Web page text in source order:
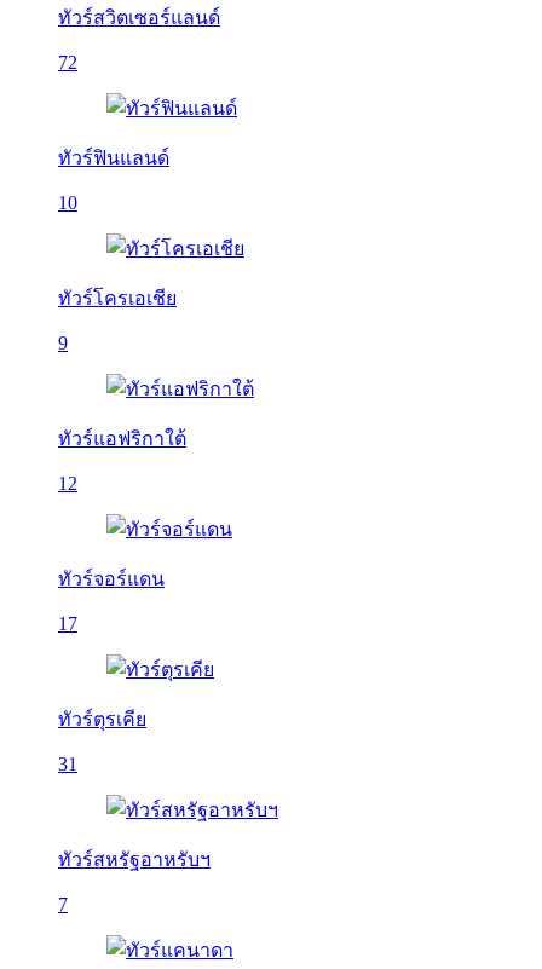
ทัวร์สวิตเซอร์แลนด์
72
ทัวร์ฟินแลนด์
10
ทัวร์โครเอเชีย
9
ทัวร์แอฟริกาใต้
12
ทัวร์จอร์แดน
17
ทัวร์ตุรเคีย
31
ทัวร์สหรัฐอาหรับฯ
7